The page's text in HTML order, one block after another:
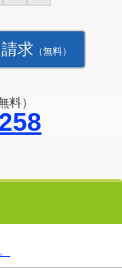
求 （無料）
料）